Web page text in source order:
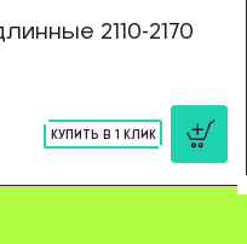
2110-2170
КУПИТЬ В 1 КЛИК